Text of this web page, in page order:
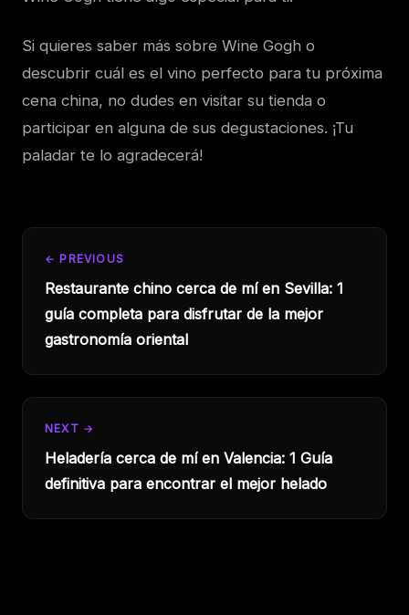
Si quieres saber más sobre Wine Gogh o
descubrir cuál es el vino perfecto para tu próxima
cena china, no dudes en visitar su tienda o
participar en alguna de sus degustaciones. ¡Tu
paladar te lo agradecerá!
← PREVIOUS
Restaurante chino cerca de mí en Sevilla: 1
guía completa para disfrutar de la mejor
gastronomía oriental
NEXT →
Heladería cerca de mí en Valencia: 1 Guía
definitiva para encontrar el mejor helado